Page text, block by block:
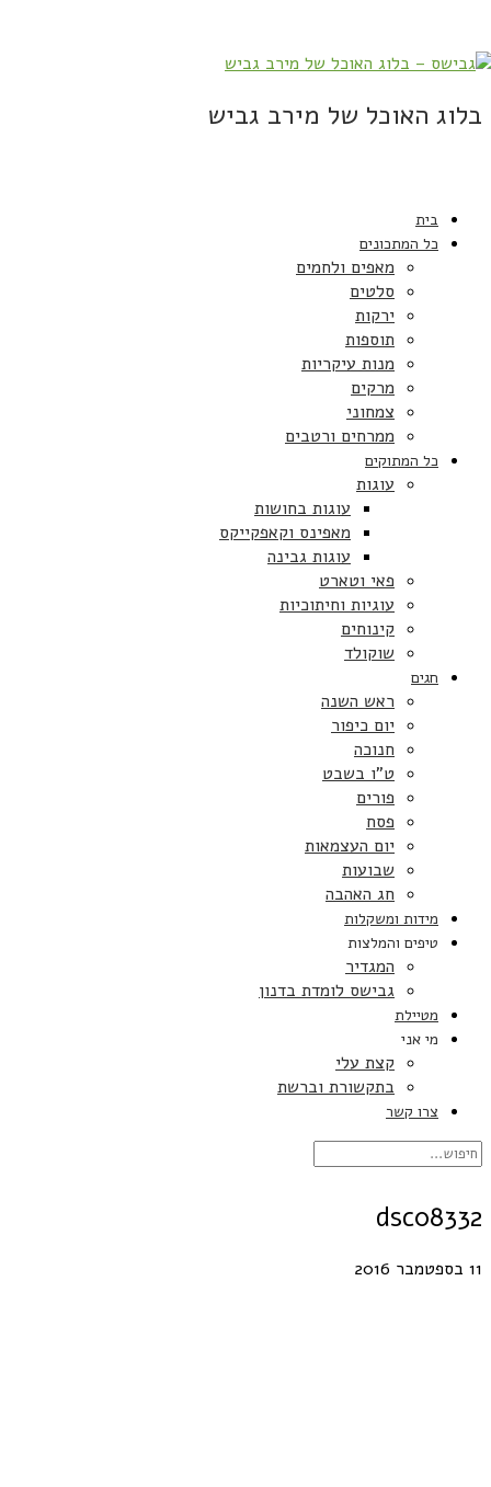
בלוג האוכל של מירב גביש
בית
כל המתכונים
מאפים ולחמים
סלטים
ירקות
תוספות
מנות עיקריות
מרקים
צמחוני
ממרחים ורטבים
כל המתוקים
עוגות
עוגות בחושות
מאפינס וקאפקייקס
עוגות גבינה
פאי וטארט
עוגיות וחיתוכיות
קינוחים
שוקולד
חגים
ראש השנה
יום כיפור
חנוכה
ט”ו בשבט
פורים
פסח
יום העצמאות
שבועות
חג האהבה
מידות ומשקלות
טיפים והמלצות
המגדיר
גבישס לומדת בדנון
מטיילת
מי אני
קצת עלי
בתקשורת וברשת
צרו קשר
dsc08332
11 בספטמבר 2016